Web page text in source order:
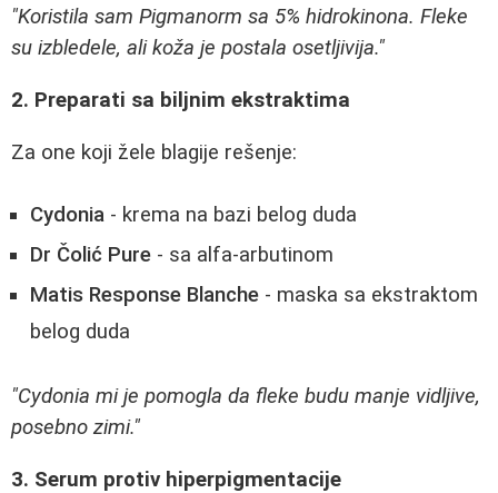
"Koristila sam Pigmanorm sa 5% hidrokinona. Fleke
su izbledele, ali koža je postala osetljivija."
2. Preparati sa biljnim ekstraktima
Za one koji žele blagije rešenje:
Cydonia - krema na bazi belog duda
Dr Čolić Pure - sa alfa-arbutinom
Matis Response Blanche - maska sa ekstraktom
belog duda
"Cydonia mi je pomogla da fleke budu manje vidljive,
posebno zimi."
3. Serum protiv hiperpigmentacije